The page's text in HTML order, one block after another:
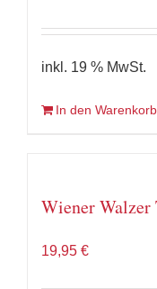
inkl. 19 % MwSt.
In den Warenkorb
Wiener Walzer
19,95 €